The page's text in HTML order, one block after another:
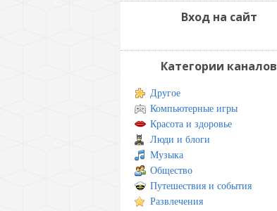
Вход на сайт
Категории каналов
Другое
Компьютерные игры
Красота и здоровье
Люди и блоги
Музыка
Общество
Путешествия и события
Развлечения